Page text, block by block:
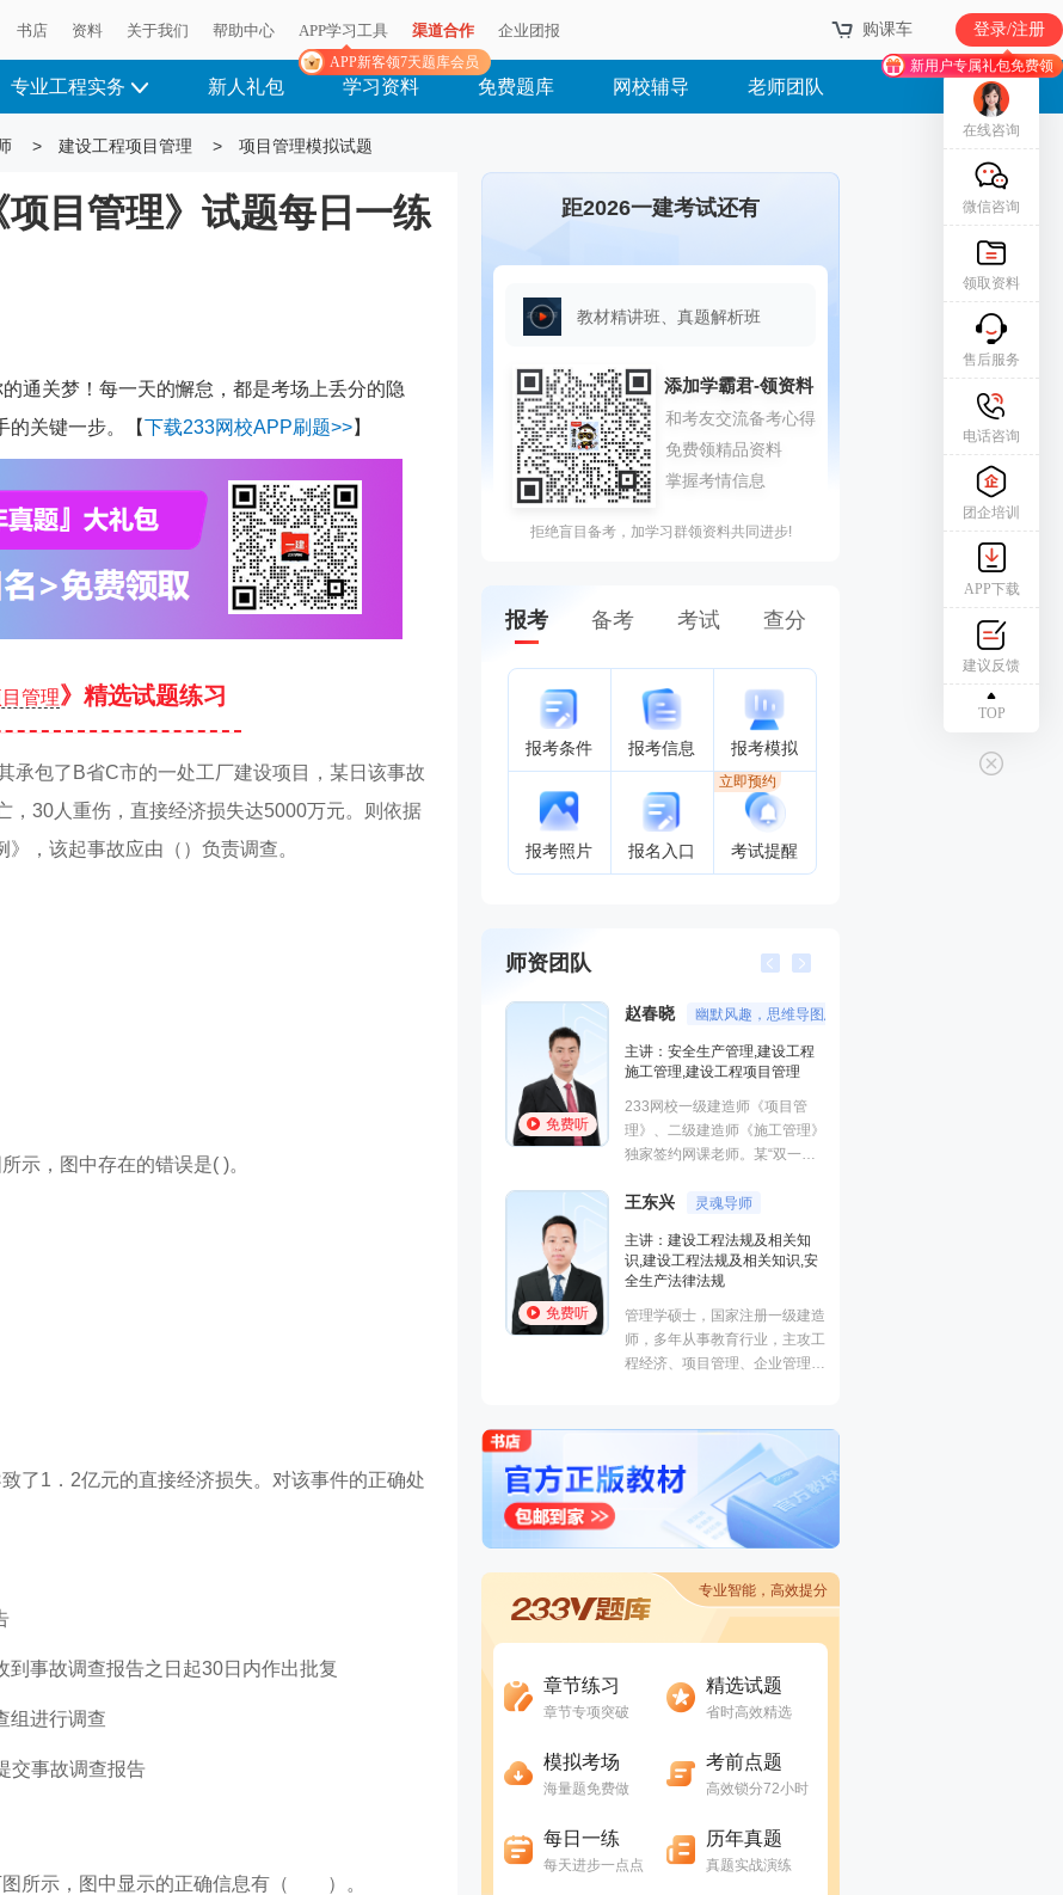
书店 资料 关于我们 帮助中心 APP学习工具
APP新客领7天题库会员
渠道合作 企业团报 购课车 登录/注册
新用户专属礼包免费领
专业工程实务 新人礼包 学习资料 免费题库 网校辅导 老师团队
> 建设工程项目管理 > 项目管理模拟试题
目管理》试题每日一练
通关梦！每一天的懈怠，都是考场上丢分的隐
的关键一步。【下载233网校APP刷题>>】
管理》精选试题练习
承包了B省C市的一处工厂建设项目，某日该事故
，30人重伤，直接经济损失达5000万元。则依据
》，该起事故应由（）负责调查。
示，图中存在的错误是( )。
了1．2亿元的直接经济损失。对该事件的正确处
事故调查报告之日起30日内作出批复
组进行调查
交事故调查报告
图所示，图中显示的正确信息有（ ）。
距2026一建考试还有
教材精讲班、真题解析班
拒绝盲目备考，加学习群领资料共同进步!
报考 备考 考试 查分
报考条件 报考信息 报考模拟
报考照片 报名入口 考试提醒
立即预约
师资团队
免费听
赵春晓 幽默风趣，思维导图总结精彩，考点层次分明。
主讲：安全生产管理,建设工程
施工管理,建设工程项目管理
233网校一级建造师《项目管
理》、二级建造师《施工管理》
独家签约网课老师。某“双一
导，国家一级注册建造师、造价
免费听
王东兴 灵魂导师
主讲：建设工程法规及相关知
识,建设工程法规及相关知识,安
全生产法律法规
管理学硕士，国家注册一级建造
师，多年从事教育行业，主攻工
程经济、项目管理、企业管理方
专业智能，高效提分
章节练习
章节专项突破
精选试题
省时高效精选
模拟考场
海量题免费做
考前点题
高效锁分72小时
每日一练
每天进步一点点
历年真题
真题实战演练
在线咨询
微信咨询
领取资料
售后服务
电话咨询
团企培训
APP下载
建议反馈
TOP